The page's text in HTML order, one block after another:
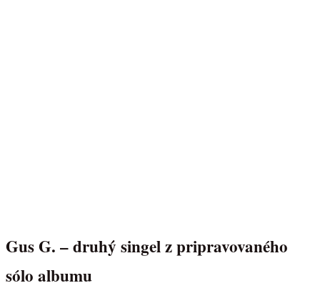
Gus G. – druhý singel z pripravovaného
sólo albumu